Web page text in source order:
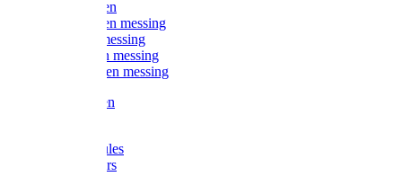
Kogelkranen
Koppelingen messing
Sproeiers messing
Tuinspuiten messing
Slangstukken messing
Handspuiten
Kunststoftules
Regenmeters